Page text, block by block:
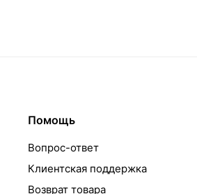
Помощь
Вопрос-ответ
Клиентская поддержка
Возврат товара